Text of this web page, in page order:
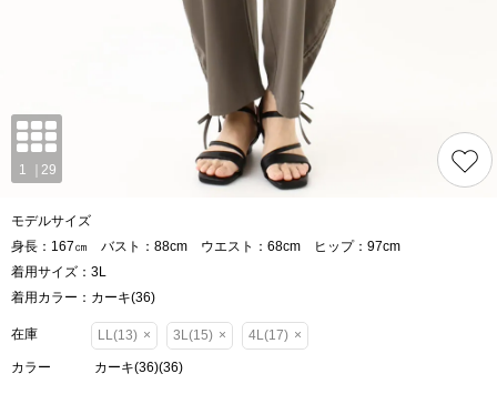
モデルサイズ
身長：167㎝ バスト：88cm ウエスト：68cm ヒップ：97cm
着用サイズ：3L
着用カラー：カーキ(36)
在庫 LL(13) × 3L(15) × 4L(17) ×
カラー カーキ(36)(36)